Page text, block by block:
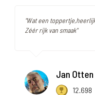
"Wat een
Zéér rijk van smaak"
Jan Otten
12.698